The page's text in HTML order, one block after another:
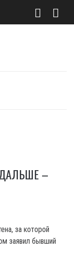
–
за которой
заявил бывший